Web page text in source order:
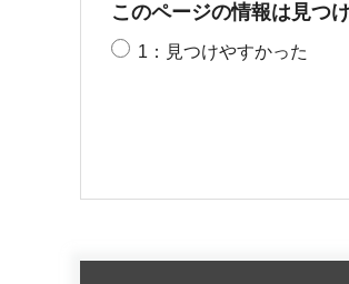
このページの情報は見つ
1：見つけやすかった